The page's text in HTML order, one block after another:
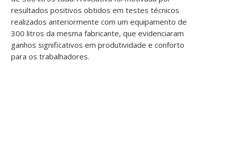
resultados positivos obtidos em testes técnicos
realizados anteriormente com um equipamento de
300 litros da mesma fabricante, que evidenciaram
ganhos significativos em produtividade e conforto
para os trabalhadores.